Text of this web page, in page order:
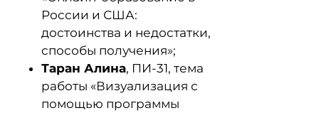
России и США:
достоинства и недостатки,
способы получения»;
Таран Алина, ПИ-31, тема
работы «Визуализация с
помощью программы